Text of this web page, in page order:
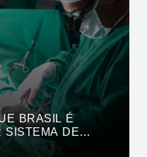
BRASIL É
SISTEMA DE